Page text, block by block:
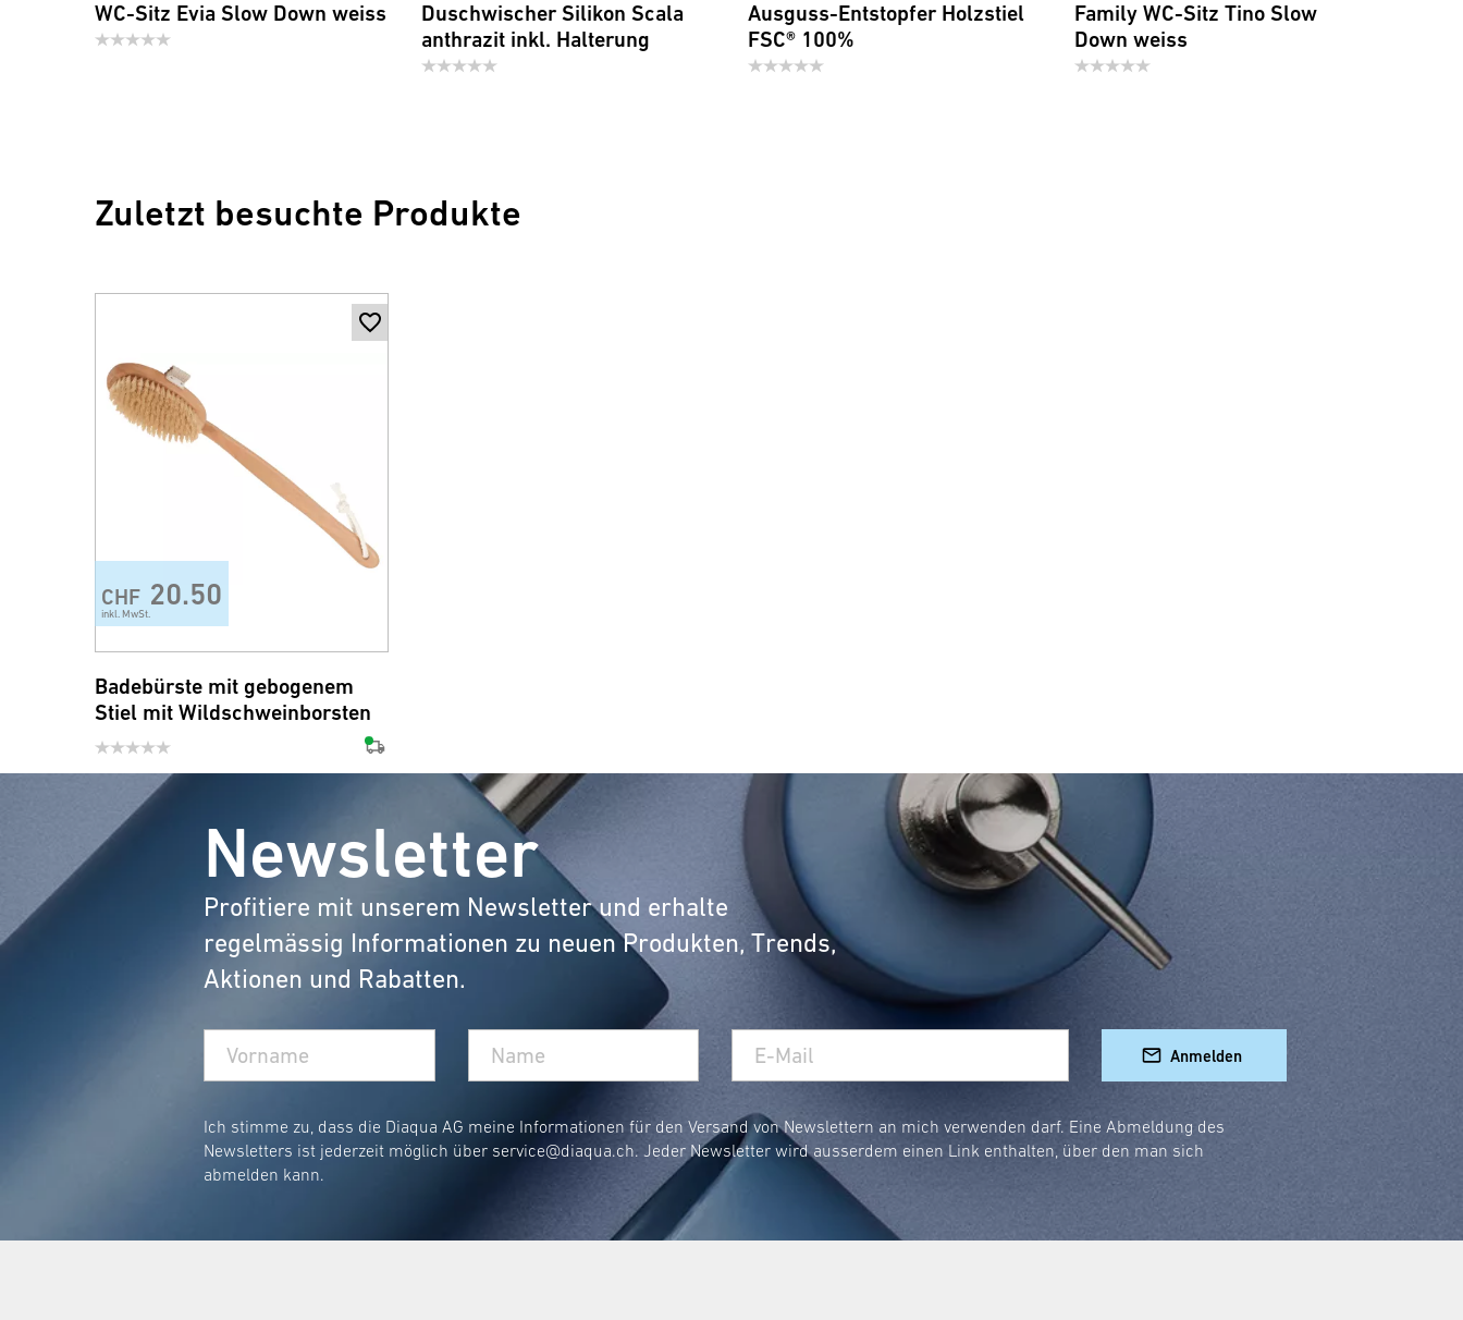
WC-Sitz Evia Slow Down weiss
Duschwischer Silikon Scala
anthrazit inkl. Halterung
Ausguss-Entstopfer Holzstiel
FSC® 100%
Family WC-Sitz Tino Slow
Down weiss
Zuletzt besuchte Produkte
CHF 20.50
inkl. MwSt.
Badebürste mit gebogenem
Stiel mit Wildschweinborsten
Newsletter
Profitiere mit unserem Newsletter und erhalte
regelmässig Informationen zu neuen Produkten, Trends,
Aktionen und Rabatten.
Anmelden
Ich stimme zu, dass die Diaqua AG meine Informationen für den Versand von Newslettern an mich verwenden darf. Eine Abmeldung des
Newsletters ist jederzeit möglich über service@diaqua.ch. Jeder Newsletter wird ausserdem einen Link enthalten, über den man sich
abmelden kann.